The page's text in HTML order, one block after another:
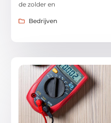
de zolder en
Bedrijven